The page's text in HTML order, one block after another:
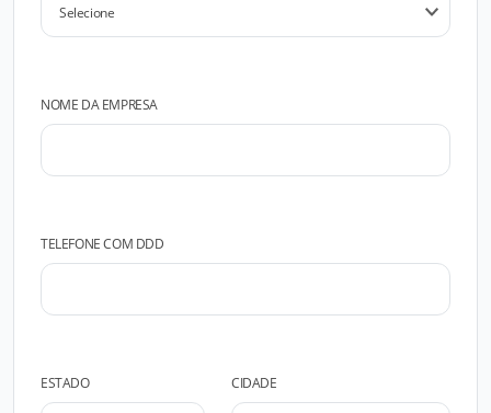
NOME DA EMPRESA
TELEFONE COM DDD
ESTADO CIDADE